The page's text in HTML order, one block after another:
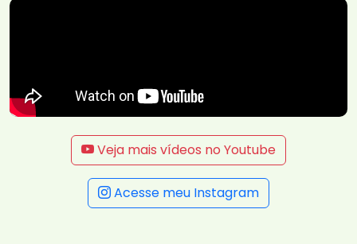
Veja mais vídeos no Youtube
Acesse meu Instagram